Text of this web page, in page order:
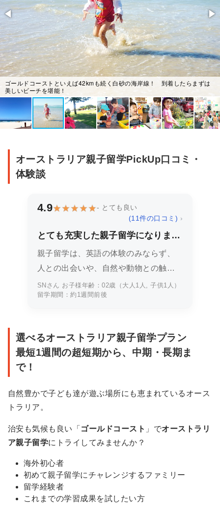
リ
ア
親
子
留
学：
写
真
集
ゴールドコーストといえば42kmも続く白砂の海岸線！ 到着したらまずは
美しいビーチを堪能！
オーストラリア親子留学PickUp口コミ・
体験談
4.9
- とても良い
(11件の口コミ) ›
とても充実した親子留学になりまし
た！
親子留学は、英語の体験のみならず、
人との出会いや、自然や動物との触れ
合いなど、語学以上に大切なことを子
どもの心に残すことができると思いま
さいます。迷われている方はぜひ、口
コミ一覧から…
SNさん お子様年齢：02歳（大人1人, 子供1人）
留学期間：約1週間前後
オ
ト
ラ
リ
親
子
プ
ロ
選べるオーストラリア親子留学プラン
最短1週間の超短期から、中期・長期ま
で！
自然豊かで子ども達が遊ぶ場所にも恵まれているオース
トラリア。
治安も気候も良い「 ゴールドコースト 」でオーストラリ
ア親子留学にトライしてみませんか？
海外初心者
初めて親子留学にチャレンジするファミリー
留学経験者
これまでの学習成果を試したい方